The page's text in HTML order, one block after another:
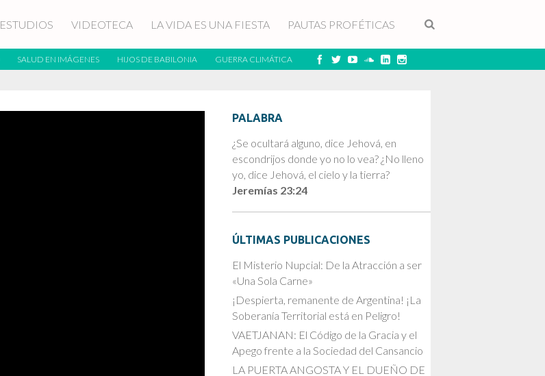
ESTUDIOS VIDEOTECA LA VIDA ES UNA FIESTA PAUTAS PROFÉTICAS
SALUD EN IMÁGENES HIJOS DE BABILONIA GUERRA CLIMÁTICA
PALABRA
¿Se ocultará alguno, dice Jehová, en
escondrijos donde yo no lo vea? ¿No lleno
yo, dice Jehová, el cielo y la tierra?
Jeremías 23:24
ÚLTIMAS PUBLICACIONES
El Misterio Nupcial: De la Atracción a ser
«Una Sola Carne»
¡Despierta, remanente de Argentina! ¡La
Soberanía Territorial está en Peligro!
VAETJANAN: El Código de la Gracia y el
Apego frente a la Sociedad del Cansancio
LA PUERTA ANGOSTA Y EL DUEÑO DE